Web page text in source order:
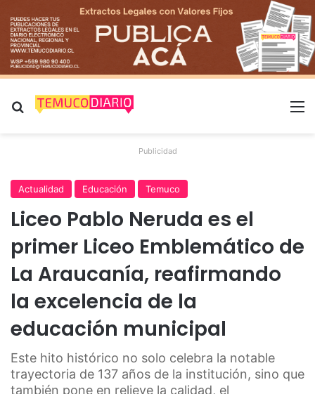
Buscar por
Publicidad
Actualidad Educación Temuco
Liceo Pablo Neruda es el
primer Liceo Emblemático de
La Araucanía, reafirmando
la excelencia de la
educación municipal
Este hito histórico no solo celebra la notable
trayectoria de 137 años de la institución, sino que
también pone en relieve la calidad, el